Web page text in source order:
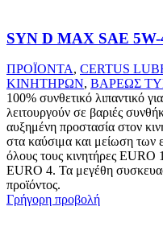
SYN D MAX SAE 5W-
ΠΡΟΪΟΝΤΑ, CERTUS
ΚΙΝΗΤΗΡΩΝ, ΒΑΡΕΩΣ
100% συνθετικό λιπαντικό
λειτουργούν σε βαριές
αυξημένη προστασία στον
στα καύσιμα και μείωση
όλους τους κινητήρες EURO
EURO 4. Τα μεγέθη
προϊόντος.
Γρήγορη προβολή